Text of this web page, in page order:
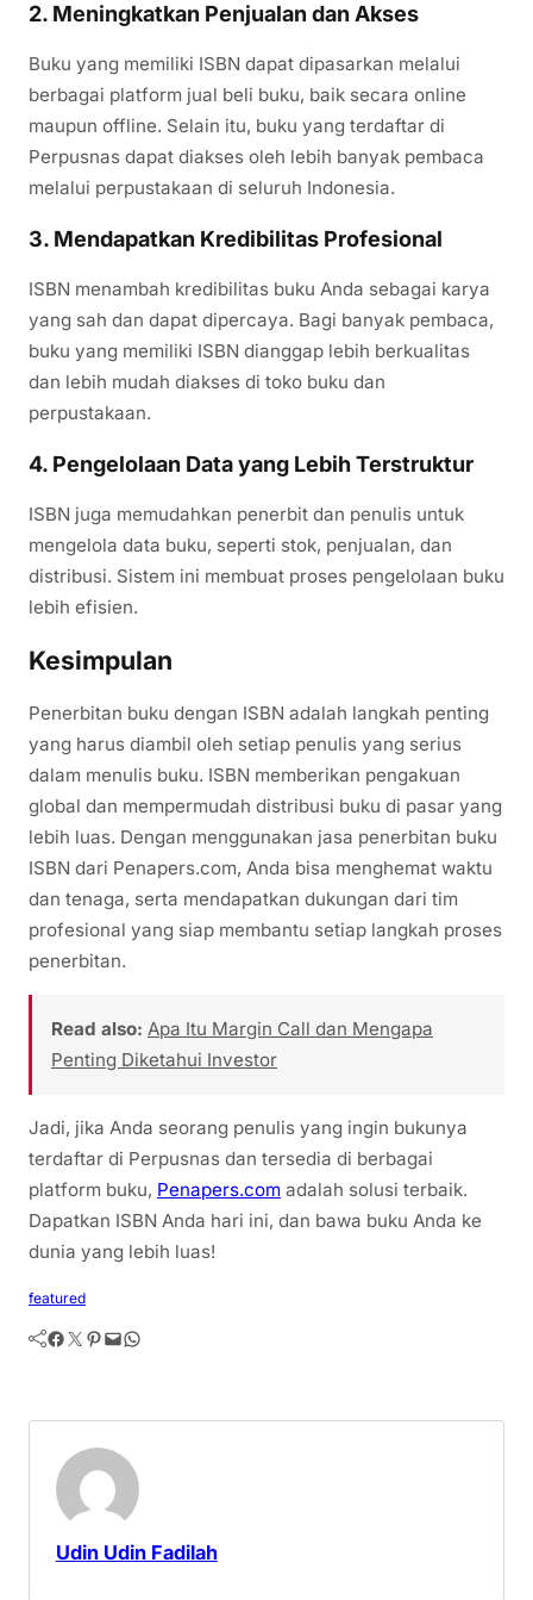
2. Meningkatkan Penjualan dan Akses
Buku yang memiliki ISBN dapat dipasarkan melalui
berbagai platform jual beli buku, baik secara online
maupun offline. Selain itu, buku yang terdaftar di
Perpusnas dapat diakses oleh lebih banyak pembaca
melalui perpustakaan di seluruh Indonesia.
3. Mendapatkan Kredibilitas Profesional
ISBN menambah kredibilitas buku Anda sebagai karya
yang sah dan dapat dipercaya. Bagi banyak pembaca,
buku yang memiliki ISBN dianggap lebih berkualitas
dan lebih mudah diakses di toko buku dan
perpustakaan.
4. Pengelolaan Data yang Lebih Terstruktur
ISBN juga memudahkan penerbit dan penulis untuk
mengelola data buku, seperti stok, penjualan, dan
distribusi. Sistem ini membuat proses pengelolaan buku
lebih efisien.
Kesimpulan
Penerbitan buku dengan ISBN adalah langkah penting
yang harus diambil oleh setiap penulis yang serius
dalam menulis buku. ISBN memberikan pengakuan
global dan mempermudah distribusi buku di pasar yang
lebih luas. Dengan menggunakan jasa penerbitan buku
ISBN dari Penapers.com, Anda bisa menghemat waktu
dan tenaga, serta mendapatkan dukungan dari tim
profesional yang siap membantu setiap langkah proses
penerbitan.
Read also: Apa Itu Margin Call dan Mengapa
Penting Diketahui Investor
Jadi, jika Anda seorang penulis yang ingin bukunya
terdaftar di Perpusnas dan tersedia di berbagai
platform buku, Penapers.com adalah solusi terbaik.
Dapatkan ISBN Anda hari ini, dan bawa buku Anda ke
dunia yang lebih luas!
featured
Facebook Twitter Pinterest Mail WhatsApp
Udin Udin Fadilah